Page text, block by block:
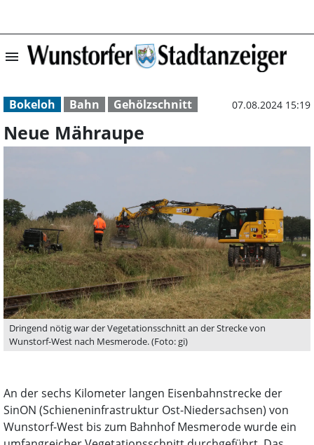
menu Neue
Bokeloh Bahn Gehölzschnitt 07.08.2024 15:19
Neue Mähraupe
Dringend nötig war der Vegetationsschnitt an der Strecke von
Wunstorf-West nach Mesmerode. (Foto: gi)
An der sechs Kilometer langen Eisenbahnstrecke der
SinON (Schieneninfrastruktur Ost-Niedersachsen) von
Wunstorf-West bis zum Bahnhof Mesmerode wurde ein